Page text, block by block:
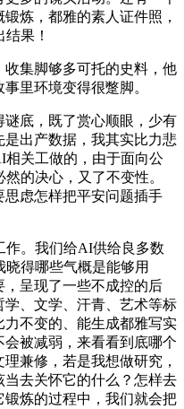
炼，都雅的素人证件照，
果！
集脚够多可托的史料，他
里环境变得很蹩脚。
底，既了赏心顺眼，少有
出产数据，我其实比力悲
关工做的，由于面向公
的决心，又了不变性。
思虑怎样把平安问题插手
。我们给AI供给良多数
得哪些气概是能够用
呈现了一些不成控的后
、文学、汗青、艺术等标
不变的、能生成都雅写实
被减弱，来看看到底哪个
兼修，若是我想做研究，
去关怀它的什么？怎样去
炼的过程中，我们就会把